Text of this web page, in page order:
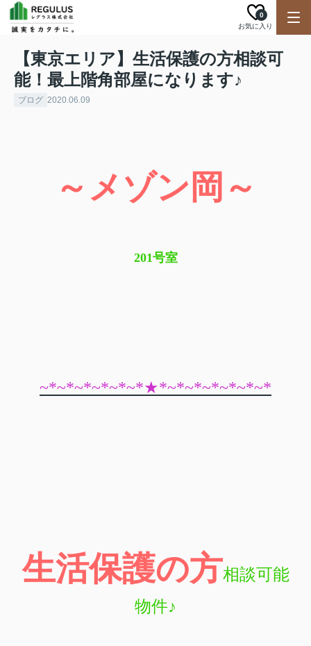
お気に入り
0
【東京エリア】生活保護の方相談可
能！最上階角部屋になります♪
ブログ 2020.06.09
～メゾン岡～
201号室
~*~*~*~*~*~*★*~*~*~*~*~*~*
生活保護の方相談可能
物件♪